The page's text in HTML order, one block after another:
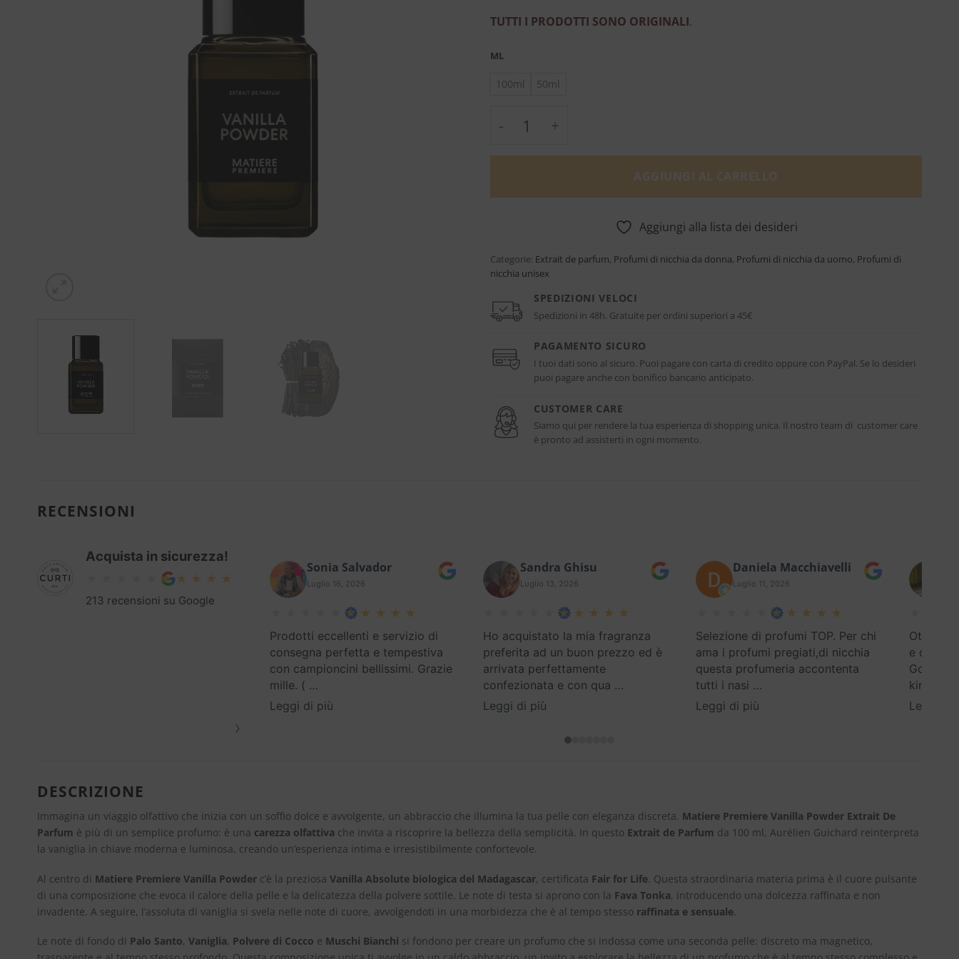
TUTTI I PRODOTTI SONO ORIGINALI.
ML
100ml 50ml
Vanilla Powder - Extrait De Parfum - Matiere Premiere quantità
AGGIUNGI AL CARRELLO
Aggiungi alla lista dei desideri
Categorie: Extrait de parfum, Profumi di nicchia da donna, Profumi di nicchia da uomo, Profumi di
nicchia unisex
SPEDIZIONI VELOCI
Spedizioni in 48h. Gratuite per ordini superiori a 45€
PAGAMENTO SICURO
I tuoi dati sono al sicuro. Puoi pagare con carta di credito oppure con PayPal. Se lo desideri
puoi pagare anche con bonifico bancario anticipato.
CUSTOMER CARE
Siamo qui per rendere la tua esperienza di shopping unica. Il nostro team di customer care
è pronto ad assisterti in ogni momento.
RECENSIONI
Acquista in sicurezza!
213 recensioni su Google
Sonia Salvador
Luglio 16, 2026
Prodotti eccellenti e servizio di
consegna perfetta e tempestiva
con campioncini bellissimi. Grazie
mille. ( …
Leggi di più
Sandra Ghisu
Luglio 13, 2026
Ho acquistato la mia fragranza
preferita ad un buon prezzo ed è
arrivata perfettamente
confezionata e con qua …
Leggi di più
Daniela Macchiavelli
Luglio 11, 2026
Selezione di profumi TOP. Per chi
ama i profumi pregiati,di nicchia
questa profumeria accontenta
tutti i nasi …
Leggi di più
Ottimo
e
Google)
kind
Leggi di
›
DESCRIZIONE
Immagina un viaggio olfattivo che inizia con un soffio dolce e avvolgente, un abbraccio che illumina la tua pelle con eleganza discreta. Matiere Premiere Vanilla Powder Extrait De
Parfum è più di un semplice profumo: è una carezza olfattiva che invita a riscoprire la bellezza della semplicità. In questo Extrait de Parfum da 100 ml, Aurélien Guichard reinterpreta
la vaniglia in chiave moderna e luminosa, creando un’esperienza intima e irresistibilmente confortevole.
Al centro di Matiere Premiere Vanilla Powder c’è la preziosa Vanilla Absolute biologica del Madagascar, certificata Fair for Life. Questa straordinaria materia prima è il cuore pulsante
di una composizione che evoca il calore della pelle e la delicatezza della polvere sottile. Le note di testa si aprono con la Fava Tonka, introducendo una dolcezza raffinata e non
invadente. A seguire, l’assoluta di vaniglia si svela nelle note di cuore, avvolgendoti in una morbidezza che è al tempo stesso raffinata e sensuale.
Le note di fondo di Palo Santo, Vaniglia, Polvere di Cocco e Muschi Bianchi si fondono per creare un profumo che si indossa come una seconda pelle: discreto ma magnetico,